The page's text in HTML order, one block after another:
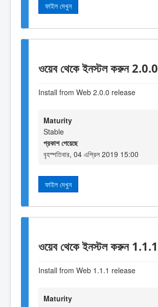
ফাইল দেখুন
ওয়েব থেকে ইনস্টল করুন 2.0.0
Install from Web 2.0.0 release
Maturity
Stable
প্রকাশ পেয়েছে
বৃহস্পতিবার, 04 এপ্রিল 2019 15:00
ফাইল দেখুন
ওয়েব থেকে ইনস্টল করুন 1.1.1
Install from Web 1.1.1 release
Maturity